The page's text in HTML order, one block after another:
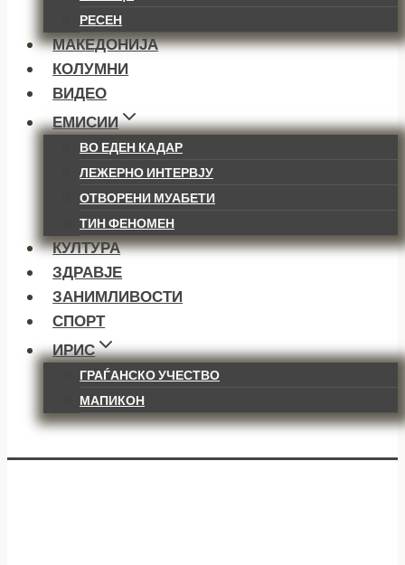
РЕСЕН
МАКЕДОНИЈА
КОЛУМНИ
ВИДЕО
ЕМИСИИ
ВО ЕДЕН КАДАР
ЛЕЖЕРНО ИНТЕРВЈУ
ОТВОРЕНИ МУАБЕТИ
ТИН ФЕНОМЕН
КУЛТУРА
ЗДРАВЈЕ
ЗАНИМЛИВОСТИ
СПОРТ
ИРИС
ГРАЃАНСКО УЧЕСТВО
МАПИКОН